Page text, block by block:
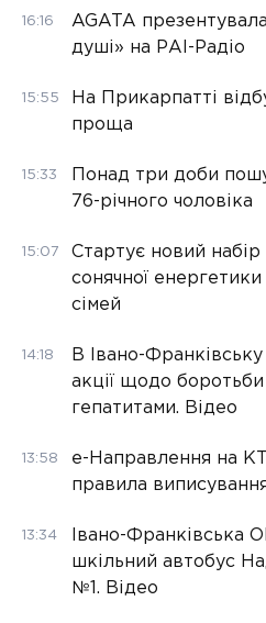
16:16
AGATA
душі» на РАІ-Радіо
15:55
На Прикарпатті
проща
15:33
Понад три доби
76-річного чоловіка
15:07
Стартує новий набір
сонячної енергетики
сімей
14:18
В Івано-
акції щодо боротьби
гепатитами. Відео
13:58
е-Направлення на
правила
13:34
Івано-Франківська
шкільний автобус
№1. Відео